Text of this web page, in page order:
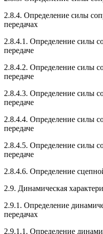
2.8.4. Определение силы
передачах
2.8.4.1. Определение силы
передаче
2.8.4.2. Определение силы
передаче
2.8.4.3. Определение силы
передаче
2.8.4.4. Определение силы
передаче
2.8.4.5. Определение силы
передаче
2.8.4.6. Определение
2.9. Динамическая
2.9.1. Определение
передачах
2.9.1.1. Определение